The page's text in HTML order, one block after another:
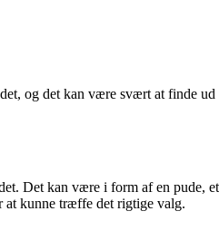
og det kan være svært at finde ud
Det kan være i form af en pude, et
at kunne træffe det rigtige valg.